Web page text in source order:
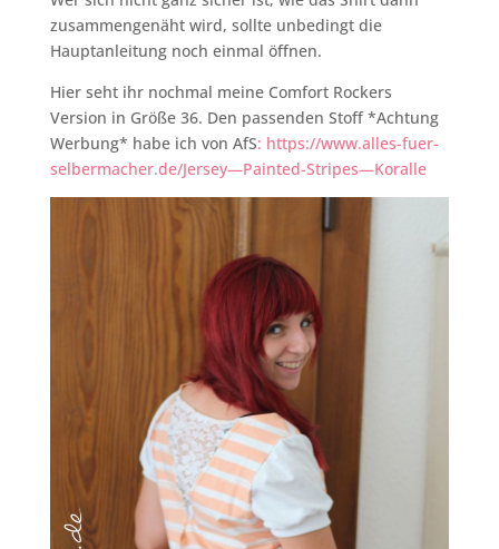
zusammengenäht wird, sollte unbedingt die
Hauptanleitung noch einmal öffnen.
Hier seht ihr nochmal meine Comfort Rockers
Version in Größe 36. Den passenden Stoff *Achtung
Werbung* habe ich von AfS: https://www.alles-fuer-
selbermacher.de/Jersey—Painted-Stripes—Koralle